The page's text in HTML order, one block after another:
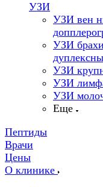
УЗИ
УЗИ вен
УЗИ
УЗИ
УЗИ
УЗИ
Еще
Пептиды
Врачи
Цены
О клинике